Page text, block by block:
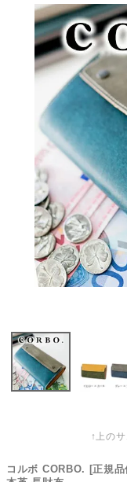
↑上の
コルボ CORBO. [正規